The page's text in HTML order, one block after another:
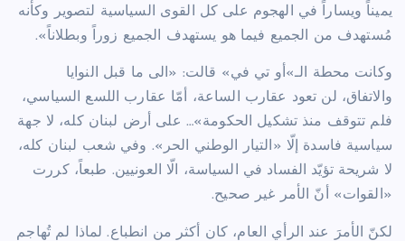
يميناً ويساراً في الهجوم على كل القوى السياسية لتصوير وكأنه
مُستهدف من الجميع فيما هو يستهدف الجميع زوراً وبطلاناً».
وكانت محطة الـ»أو تي في» قالت: «الى ما قبل النوايا
والاتفاق، لن تعود عقارب الساعة، أمّا عقارب اللسع السياسي،
فلم تتوقف منذ تشكيل الحكومة»… على أرض لبنان كله، لا جهة
سياسية فاسدة إلّا «التيار الوطني الحر». وفي شعب لبنان كله،
لا شريحة تؤيّد الفساد في السياسة، الّا العونيين. طبعاً، كررت
«القوات» أنّ الأمر غير صحيح.
لكنّ الأمرَ عند الرأي العام، كان أكثر من انطباع. لماذا لم تُهاجم